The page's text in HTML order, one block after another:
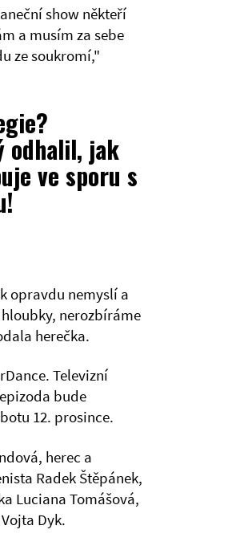
show někteří
a musím za sebe
ze soukromí,"
odhalil, jak
ve sporu s
opravdu nemyslí a
nerozbíráme
herečka.
Televizní
bude
12. prosince.
herec a
Radek Štěpánek,
Luciana Tomášová,
Dyk.